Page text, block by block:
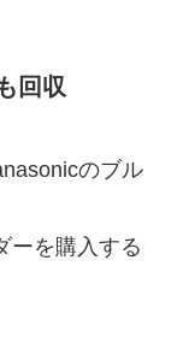
回収
のブル
ーを購入する